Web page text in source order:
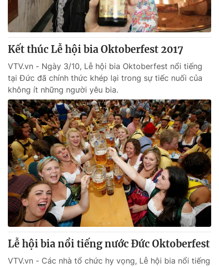
Kết thúc Lễ hội bia Oktoberfest 2017
VTV.vn - Ngày 3/10, Lễ hội bia Oktoberfest nổi tiếng
tại Đức đã chính thức khép lại trong sự tiếc nuối của
không ít những người yêu bia.
Lễ hội bia nổi tiếng nước Đức Oktoberfest
VTV.vn - Các nhà tổ chức hy vọng, Lễ hội bia nổi tiếng